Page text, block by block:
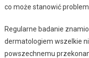
co może stanowić
Regularne badanie
dermatologiem wszelkie
powszechnemu